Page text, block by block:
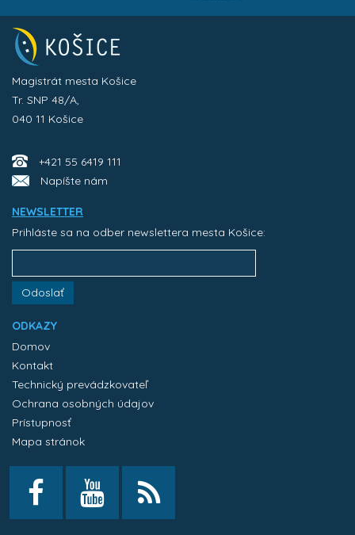
Magistrát mesta Košice
Tr. SNP 48/A,
040 11 Košice
+421 55 6419 111
Napíšte nám
NEWSLETTER
Prihláste sa na odber newslettera mesta Košice:
Odoslať
ODKAZY
Domov
Kontakt
Technický prevádzkovateľ
Ochrana osobných údajov
Prístupnosť
Mapa stránok